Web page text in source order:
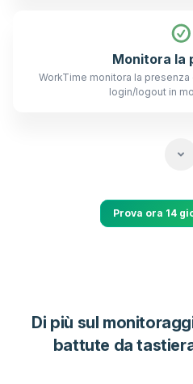
Monitora la
WorkTime monitora la
login/logout in
Prova ora 14
Di più sul
battute da